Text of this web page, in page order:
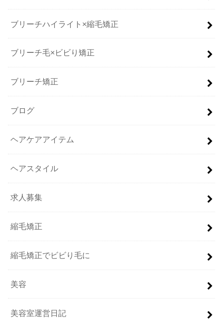
ブリーチハイライト×縮毛矯正
ブリーチ毛×ビビり矯正
ブリーチ矯正
ブログ
ヘアケアアイテム
ヘアスタイル
求人募集
縮毛矯正
縮毛矯正でビビり毛に
美容
美容室運営日記